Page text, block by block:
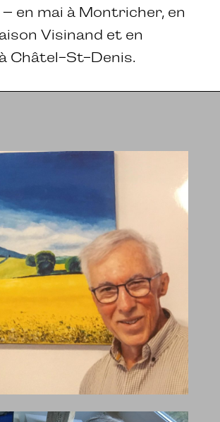
en mai à Montricher, en
Visinand et en
Châtel-St-Denis.